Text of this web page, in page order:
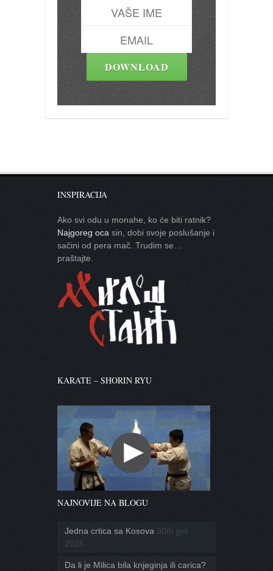
INSPIRACIJA
Ako svi odu u monahe, ko će biti ratnik?
Najgoreg oca sin, dobi svoje poslušanje i
sačini od pera mač. Trudim se…
praštajte.
KARATE – SHORIN RYU
NAJNOVIJE NA BLOGU
Jedna crtica sa Kosova 30th јул
2026
Da li je Milica bila knjeginja ili carica?